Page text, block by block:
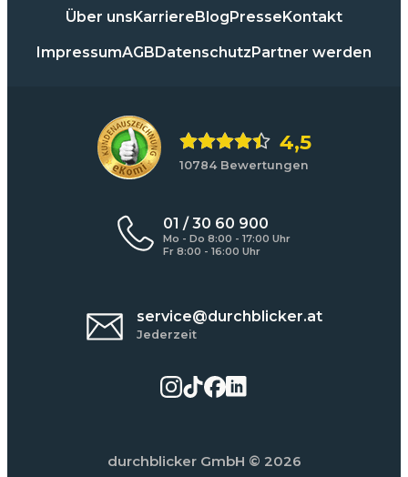
Über unsKarriereBlogPresseKontakt
ImpressumAGBDatenschutzPartner werden
4,5
10784 Bewertungen
01 / 30 60 900
Mo - Do 8:00 - 17:00 Uhr
Fr 8:00 - 16:00 Uhr
service@durchblicker.at
Jederzeit
durchblicker GmbH © 2026